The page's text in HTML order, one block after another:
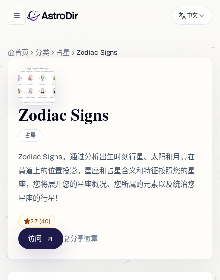
Toggle navigation menu
AstroDir 中文
首页 分类 占星 Zodiac Signs
Zodiac Signs
占星
Zodiac Signs。通过分析出生时刻行星、太阳和月亮在
黄道上的位置投影。星座和占星含义和特征按照您的星
座，您将展开您的星座概况、您所属的元素以及统治您
星座的行星！
2.7 (40)
访问 分享徽章